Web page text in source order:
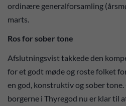
ordinære generalforsamling
marts.
Ros for sober tone
Afslutningsvist takkede den
for et godt møde og roste folket
en god, konstruktiv og sober tone.
borgerne i Thyregod nu er klar til